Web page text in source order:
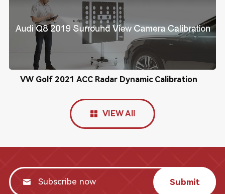
VW Golf 2021 ACC Radar Dynamic Calibration
VIEW All
Submit